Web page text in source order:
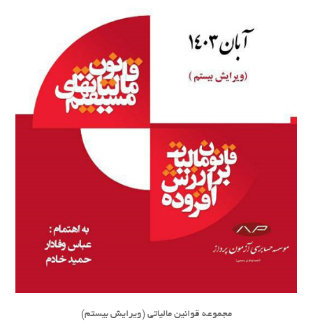
مجموعه قوانین مالیاتی (ویرایش بیستم)